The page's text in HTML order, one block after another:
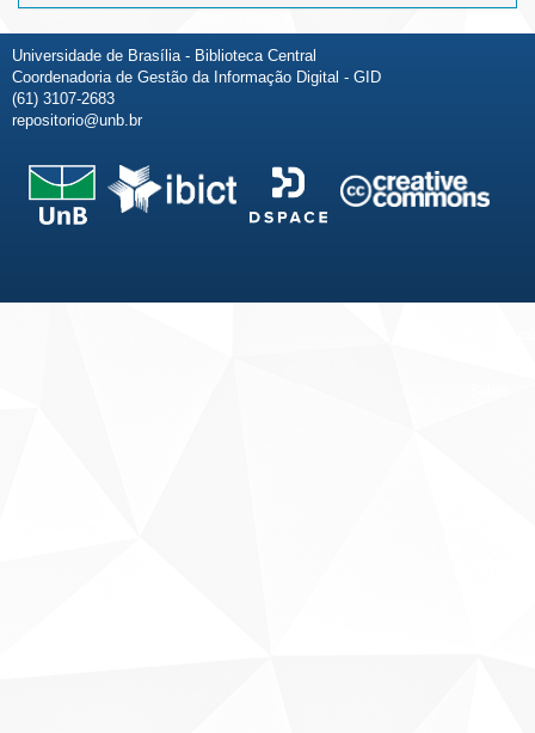
Universidade de Brasília - Biblioteca Central
Coordenadoria de Gestão da Informação Digital - GID
(61) 3107-2683
repositorio@unb.br